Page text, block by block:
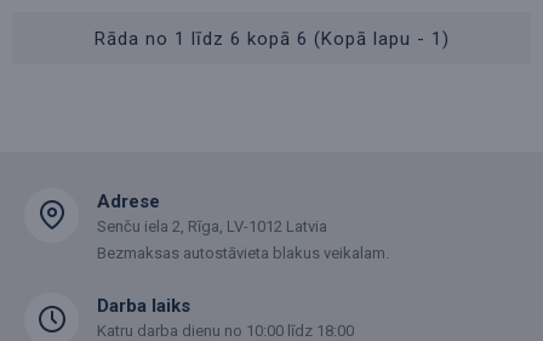
Rāda no 1 līdz 6 kopā 6 (Kopā lapu - 1)
Adrese
Senču iela 2, Rīga, LV-1012 Latvia
Bezmaksas autostāvieta blakus veikalam.
Darba laiks
Katru darba dienu no 10:00 līdz 18:00